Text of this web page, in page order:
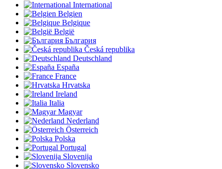
International
Belgien
Belgique
België
България
Česká republika
Deutschland
España
France
Hrvatska
Ireland
Italia
Magyar
Nederland
Österreich
Polska
Portugal
Slovenija
Slovensko